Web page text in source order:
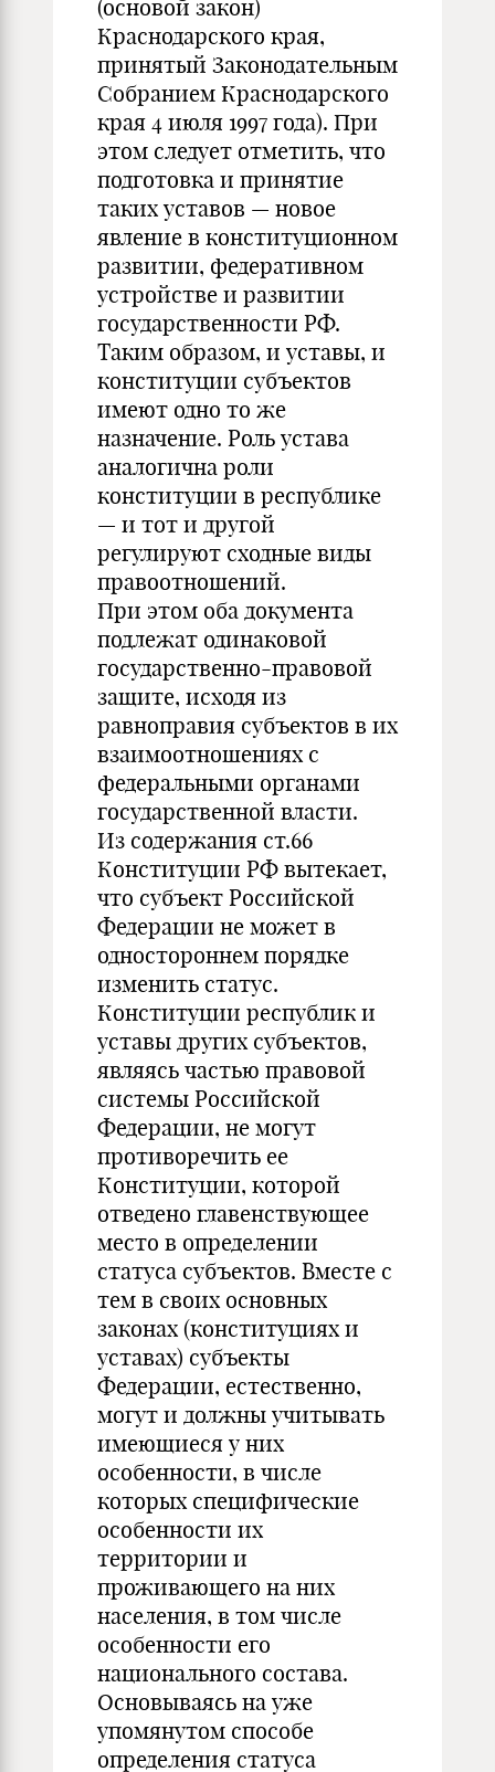
(основой закон)
Краснодарского края,
принятый Законодательным
Собранием Краснодарского
края 4 июля 1997 года). При
этом следует отметить, что
подготовка и принятие
таких уставов — новое
явление в конституционном
развитии, федеративном
устройстве и развитии
государственности РФ.
Таким образом, и уставы, и
конституции субъектов
имеют одно то же
назначение. Роль устава
аналогична роли
конституции в республике
— и тот и другой
регулируют сходные виды
правоотношений.
При этом оба документа
подлежат одинаковой
государственно-правовой
защите, исходя из
равноправия субъектов в их
взаимоотношениях с
федеральными органами
государственной власти.
Из содержания ст.66
Конституции РФ вытекает,
что субъект Российской
Федерации не может в
одностороннем порядке
изменить статус.
Конституции республик и
уставы других субъектов,
являясь частью правовой
системы Российской
Федерации, не могут
противоречить ее
Конституции, которой
отведено главенствующее
место в определении
статуса субъектов. Вместе с
тем в своих основных
законах (конституциях и
уставах) субъекты
Федерации, естественно,
могут и должны учитывать
имеющиеся у них
особенности, в числе
которых специфические
особенности их
территории и
проживающего на них
населения, в том числе
особенности его
национального состава.
Основываясь на уже
упомянутом способе
определения статуса